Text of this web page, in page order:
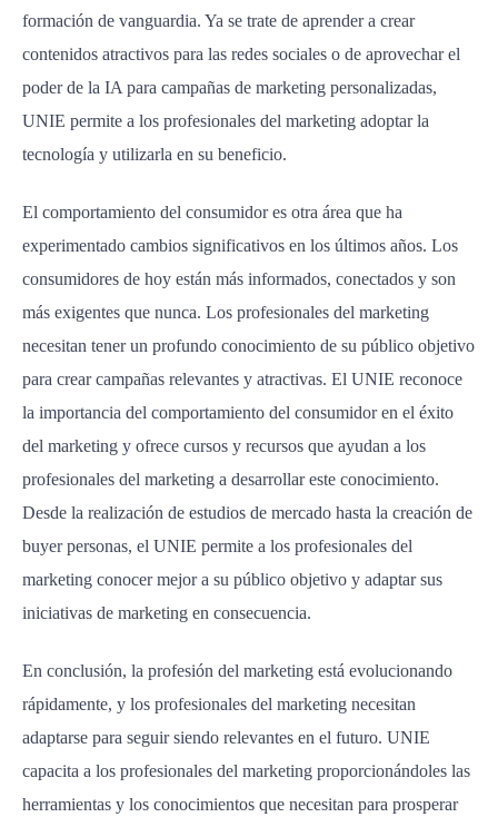
formación de vanguardia. Ya se trate de aprender a crear
contenidos atractivos para las redes sociales o de aprovechar el
poder de la IA para campañas de marketing personalizadas,
UNIE permite a los profesionales del marketing adoptar la
tecnología y utilizarla en su beneficio.
El comportamiento del consumidor es otra área que ha
experimentado cambios significativos en los últimos años. Los
consumidores de hoy están más informados, conectados y son
más exigentes que nunca. Los profesionales del marketing
necesitan tener un profundo conocimiento de su público objetivo
para crear campañas relevantes y atractivas. El UNIE reconoce
la importancia del comportamiento del consumidor en el éxito
del marketing y ofrece cursos y recursos que ayudan a los
profesionales del marketing a desarrollar este conocimiento.
Desde la realización de estudios de mercado hasta la creación de
buyer personas, el UNIE permite a los profesionales del
marketing conocer mejor a su público objetivo y adaptar sus
iniciativas de marketing en consecuencia.
En conclusión, la profesión del marketing está evolucionando
rápidamente, y los profesionales del marketing necesitan
adaptarse para seguir siendo relevantes en el futuro. UNIE
capacita a los profesionales del marketing proporcionándoles las
herramientas y los conocimientos que necesitan para prosperar